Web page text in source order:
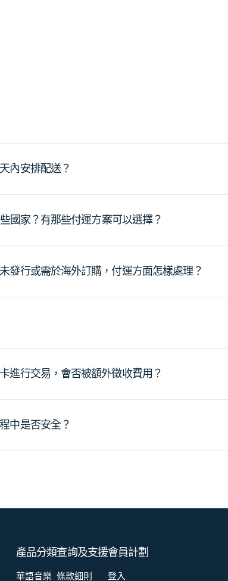
內安排配送？
國家？有那些付運方案可以選擇？
發行或需於海外訂購，付運方面怎樣處理？
進行交易，會否被額外徵收費用？
中是否安全？
產品分類
華語音樂
查詢及支援
條款細則
會員計劃
登入